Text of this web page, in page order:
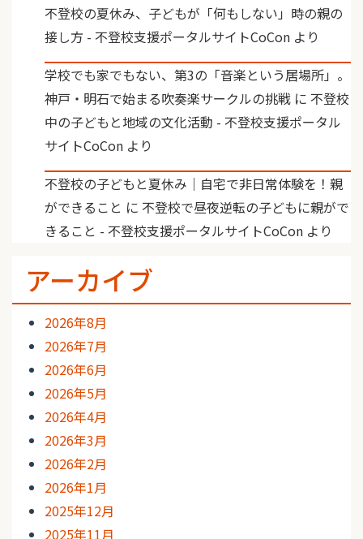
不登校の夏休み、子どもが「何もしない」時の親の
接し方 - 不登校支援ポータルサイトCoCon より
学校でも家でもない、第3の「音楽という居場所」。
神戸・明石で始まる吹奏楽サークルの挑戦 に 不登校
中の子どもと地域の文化活動 - 不登校支援ポータル
サイトCoCon より
不登校の子どもと夏休み｜自宅で非日常体験を！親
ができること に 不登校で昼夜逆転の子どもに親がで
きること - 不登校支援ポータルサイトCoCon より
アーカイブ
2026年8月
2026年7月
2026年6月
2026年5月
2026年4月
2026年3月
2026年2月
2026年1月
2025年12月
2025年11月